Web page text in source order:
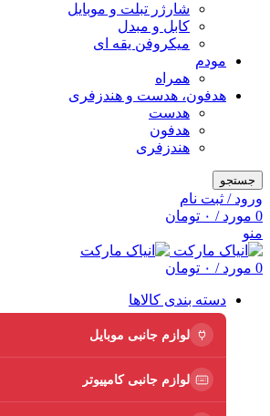
شارژر تبلت و موبایل
کابل و مبدل
میکروفن یقه ای
مودم
همراه
هدفون، هدست و هندزفری
هدست
هدفون
هندزفری
جستجو
ورود / ثبت نام
0 مورد / ۰ تومان
منو
0 مورد / ۰ تومان
دسته بندی کالاها
لوازم جانبی موبایل
لوازم جانبی کامپیوتر